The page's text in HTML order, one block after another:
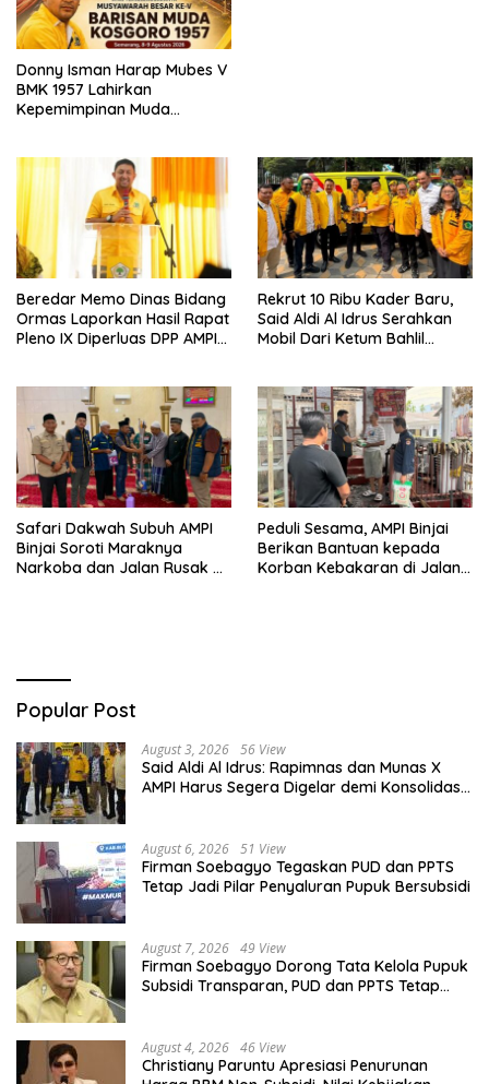
Donny Isman Harap Mubes V
BMK 1957 Lahirkan
Kepemimpinan Muda
1957
Beredar Memo Dinas Bidang
Ormas Laporkan Hasil Rapat
Pleno IX Diperluas DPP AMPI
Rekrut 10 Ribu Kader Baru,
Said Aldi Al Idrus Serahkan
Mobil Dari Ketum Bahlil
Safari Dakwah Subuh AMPI
Binjai Soroti Maraknya
Narkoba dan Jalan Rusak di
Peduli Sesama, AMPI Binjai
Berikan Bantuan kepada
Korban Kebakaran di Jalan
Popular Post
August 3, 2026 56 View
Said Aldi Al Idrus: Rapimnas dan Munas X
AMPI Harus Segera Digelar demi Konsolidasi
August 6, 2026 51 View
Firman Soebagyo Tegaskan PUD dan PPTS
Tetap Jadi Pilar Penyaluran Pupuk Bersubsidi
August 7, 2026 49 View
Firman Soebagyo Dorong Tata Kelola Pupuk
Subsidi Transparan, PUD dan PPTS Tetap
August 4, 2026 46 View
Christiany Paruntu Apresiasi Penurunan